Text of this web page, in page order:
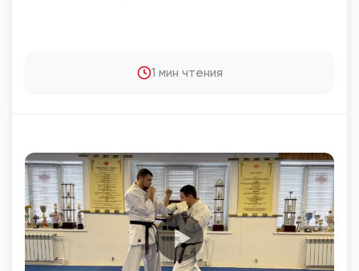
1 мин чтения